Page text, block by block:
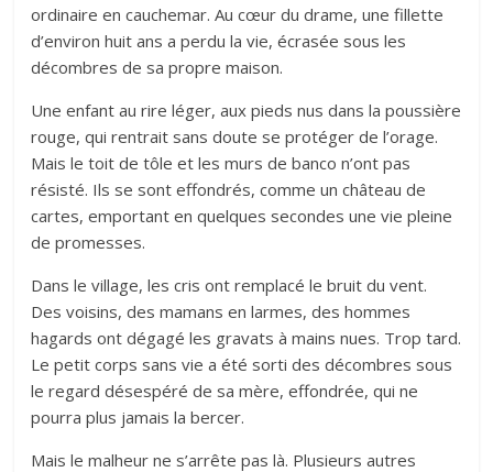
ordinaire en cauchemar. Au cœur du drame, une fillette
d’environ huit ans a perdu la vie, écrasée sous les
décombres de sa propre maison.
Une enfant au rire léger, aux pieds nus dans la poussière
rouge, qui rentrait sans doute se protéger de l’orage.
Mais le toit de tôle et les murs de banco n’ont pas
résisté. Ils se sont effondrés, comme un château de
cartes, emportant en quelques secondes une vie pleine
de promesses.
Dans le village, les cris ont remplacé le bruit du vent.
Des voisins, des mamans en larmes, des hommes
hagards ont dégagé les gravats à mains nues. Trop tard.
Le petit corps sans vie a été sorti des décombres sous
le regard désespéré de sa mère, effondrée, qui ne
pourra plus jamais la bercer.
Mais le malheur ne s’arrête pas là. Plusieurs autres